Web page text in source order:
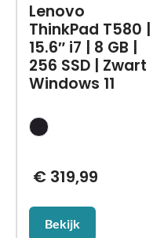
Lenovo
ThinkPad T580 |
15.6″ i7 | 8 GB |
256 SSD | Zwart
Windows 11
€319,99
Bekijk